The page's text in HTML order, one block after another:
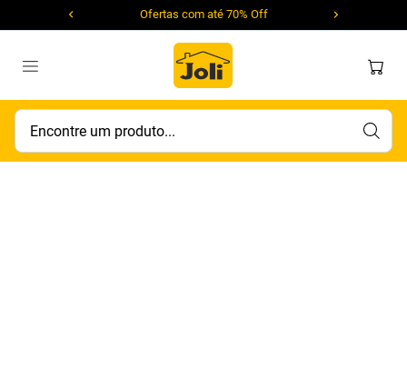
Ofertas com até 70% Off
Encontre um produto...